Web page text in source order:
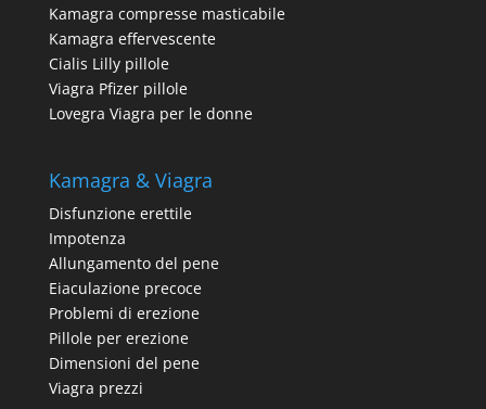
Kamagra compresse masticabile
Kamagra effervescente
Cialis Lilly pillole
Viagra Pfizer pillole
Lovegra Viagra per le donne
Kamagra & Viagra
Disfunzione erettile
Impotenza
Allungamento del pene
Eiaculazione precoce
Problemi di erezione
Pillole per erezione
Dimensioni del pene
Viagra prezzi